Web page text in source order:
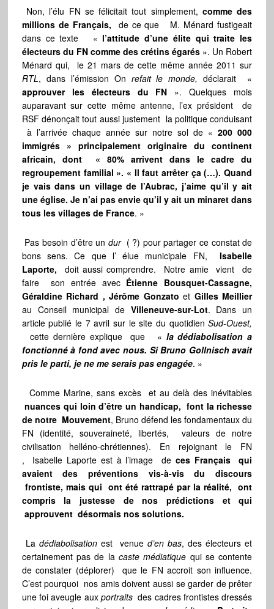
Non, l’élu FN se félicitait tout simplement, comme des
millions de Français, de ce que M. Ménard fustigeait
dans ce texte « l’attitude d’une élite qui traite les
électeurs du FN comme des crétins égarés ». Un Robert
Ménard qui, le 21 mars de cette même année 2011 sur
RTL, dans l’émission On refait le monde, déclarait «
approuver les électeurs du FN ». Quelques mois
auparavant sur cette même antenne, l’ex président de
RSF dénonçait tout aussi justement la politique conduisant
à l’arrivée chaque année sur notre sol de « 200 000
immigrés » principalement originaire du continent
africain, dont « 80% arrivent dans le cadre du
regroupement familial ». « Il faut arrêter ça (…). Quand
je vais dans un village de l’Aubrac, j’aime qu’il y ait
une église. Je n’ai pas envie qu’il y ait un minaret dans
tous les villages de France. »
Pas besoin d’être un dur( ?) pour partager ce constat de
bons sens. Ce que l’ élue municipale FN,Isabelle
Laporte,
doit aussi comprendre. Notre amie vient de
faire son entrée avec Étienne Bousquet-Cassagne,
Géraldine Richard , Jérôme Gonzato et Gilles Meillier
au Conseil municipal de Villeneuve-sur-Lot. Dans un
article publié le 7 avril sur le site du quotidienSud-Ouest,
cette dernière explique que « la dédiabolisation a
fonctionné à fond avec nous. Si Bruno Gollnisch avait
pris le parti, je ne me serais pas engagée. »
Comme Marine, sans excès et au delà des inévitables
nuances qui loin d’être un handicap, font la richesse
de notre Mouvement, Bruno défend les fondamentaux du
FN (identité, souveraineté, libertés, valeurs de notre
civilisation helléno-chrétiennes). En rejoignant le FN
, Isabelle Laporte est à l’image de ces Français qui
avaient des préventions vis-à-vis du discours
frontiste, mais qui ont été rattrapé par la réalité, ont
compris la justesse de nos prédictions et qui
approuvent désormais nos solutions.
Ladédiabolisationest venued’en bas, des électeurs et
certainement pas de la caste médiatique qui se contente
de constater (déplorer) que le FN accroit son influence.
C’est pourquoi nos amis doivent aussi se garder de prêter
une foi aveugle aux portraitsdes cadres frontistes dressés